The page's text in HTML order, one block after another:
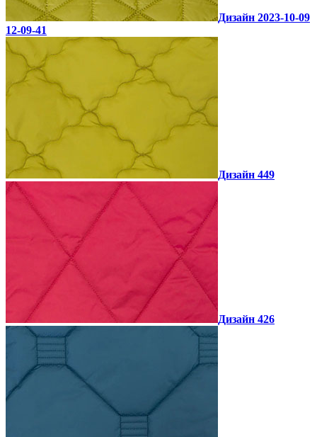
Дизайн 2023-10-09
12-09-41
Дизайн 449
Дизайн 426